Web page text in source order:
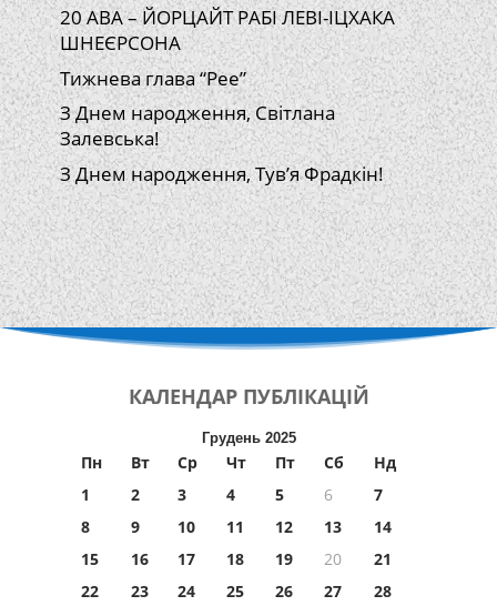
20 АВА – ЙОРЦАЙТ РАБІ ЛЕВІ-ІЦХАКА
ШНЕЄРСОНА
Тижнева глава “Рее”
З Днем народження, Світлана
Залевська!
З Днем народження, Тув’я Фрадкін!
КАЛЕНДАР ПУБЛІКАЦІЙ
Грудень 2025
Пн Вт Ср Чт Пт Сб
Нд
1
2 3 4 5 6
7
8
9 10 11 12 13
14
15
16 17 18 19 20
21
22
23 24 25 26 27
28